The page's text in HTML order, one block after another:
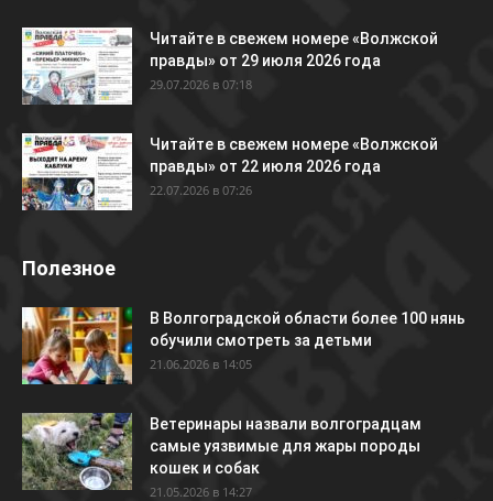
Читайте в свежем номере «Волжской
правды» от 29 июля 2026 года
29.07.2026 в 07:18
Читайте в свежем номере «Волжской
правды» от 22 июля 2026 года
22.07.2026 в 07:26
Полезное
В Волгоградской области более 100 нянь
обучили смотреть за детьми
21.06.2026 в 14:05
Ветеринары назвали волгоградцам
самые уязвимые для жары породы
кошек и собак
21.05.2026 в 14:27